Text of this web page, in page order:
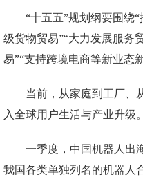
“十五五”规划纲要围绕
级货物贸易”“大力发展服务
易”“支持跨境电商等新业态
当前，从家庭到工厂、
入全球用户生活与产业升级。
一季度，中国机器人出
我国各类单独列名的机器人